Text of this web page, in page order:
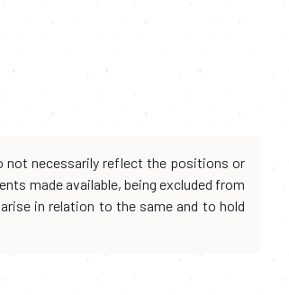
not necessarily reflect the positions or
made available, being excluded from
in relation to the same and to hold